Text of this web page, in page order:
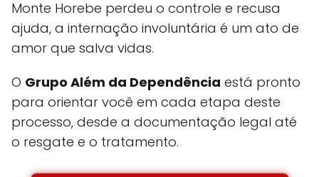
Monte Horebe perdeu o controle e recusa
ajuda, a internação involuntária é um ato de
amor que salva vidas.
O Grupo Além da Dependência está pronto
para orientar você em cada etapa deste
processo, desde a documentação legal até
o resgate e o tratamento.